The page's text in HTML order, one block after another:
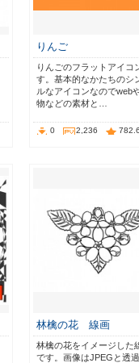
りんご
りんごのフラットアイコ
す。基本的なかたちのシ
ルなアイコンなのでweb
物などの素材と…
0 2,236 782.6
林檎の花 線画
林檎の花をイメージした
です。画像はJPEGと透